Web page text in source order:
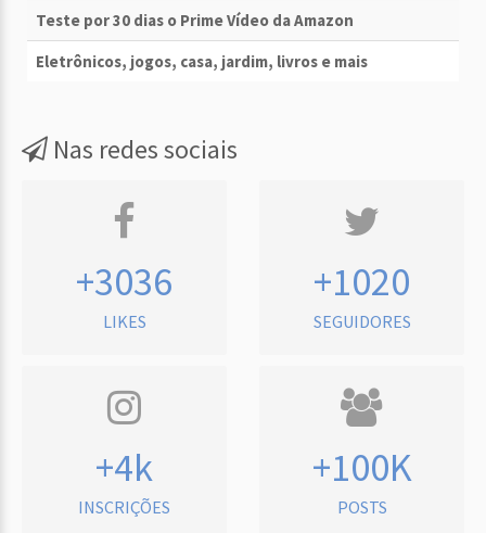
Teste por 30 dias o Prime Vídeo da Amazon
Eletrônicos, jogos, casa, jardim, livros e mais
Nas redes sociais
+3036
LIKES
+1020
SEGUIDORES
+4k
INSCRIÇÕES
+100K
POSTS